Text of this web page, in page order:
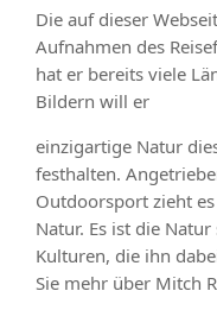
Die auf dieser
Aufnahmen des
hat er bereits viele
Bildern will er
einzigartige Natur
festhalten.
Outdoorsport zieht
Natur. Es ist die
Kulturen, die ihn
Sie mehr über Mitch